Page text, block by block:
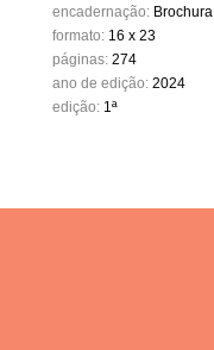
encadernação: Brochura
formato: 16 x 23
páginas: 274
ano de edição: 2024
edição: 1ª